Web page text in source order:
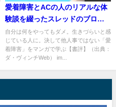
愛着障害とACの人のリアルな体
験談を綴ったスレッドのブログ-
聞いて学び、支え合いの輪を広
げる
自分は何をやってもダメ。生きづらいと感
じている人に。決して他人事ではない「愛
着障害」をマンガで学ぶ【書評】（出典：
ダ・ヴィンチWeb） im...